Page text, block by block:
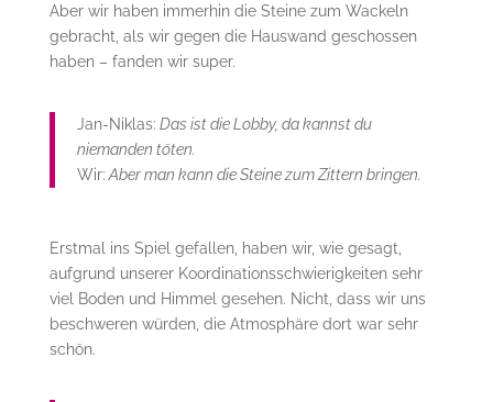
Aber wir haben immerhin die Steine zum Wackeln
gebracht, als wir gegen die Hauswand geschossen
haben – fanden wir super.
Jan-Niklas: Das ist die Lobby, da kannst du
niemanden töten.
Wir:Aber man kann die Steine zum Zittern bringen.
Erstmal ins Spiel gefallen, haben wir, wie gesagt,
aufgrund unserer Koordinationsschwierigkeiten sehr
viel Boden und Himmel gesehen. Nicht, dass wir uns
beschweren würden, die Atmosphäre dort war sehr
schön.